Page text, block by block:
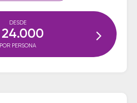
DESDE
24.000
POR PERSONA